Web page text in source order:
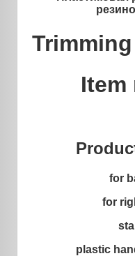
Item
for
for
plastic